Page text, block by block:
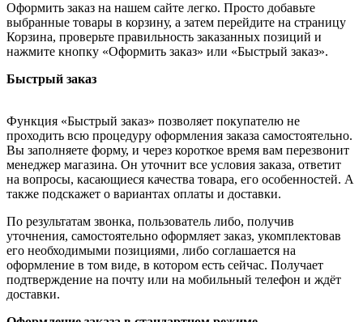
Оформить заказ на нашем сайте легко. Просто добавьте
выбранные товары в корзину, а затем перейдите на страницу
Корзина, проверьте правильность заказанных позиций и
нажмите кнопку «Оформить заказ» или «Быстрый заказ».
Быстрый заказ
Функция «Быстрый заказ» позволяет покупателю не
проходить всю процедуру оформления заказа самостоятельно.
Вы заполняете форму, и через короткое время вам перезвонит
менеджер магазина. Он уточнит все условия заказа, ответит
на вопросы, касающиеся качества товара, его особенностей. А
также подскажет о вариантах оплаты и доставки.
По результатам звонка, пользователь либо, получив
уточнения, самостоятельно оформляет заказ, укомплектовав
его необходимыми позициями, либо соглашается на
оформление в том виде, в котором есть сейчас. Получает
подтверждение на почту или на мобильный телефон и ждёт
доставки.